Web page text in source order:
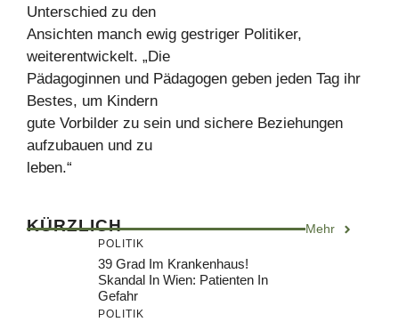
Unterschied zu den
Ansichten manch ewig gestriger Politiker,
weiterentwickelt. „Die
Pädagoginnen und Pädagogen geben jeden Tag ihr
Bestes, um Kindern
gute Vorbilder zu sein und sichere Beziehungen
aufzubauen und zu
leben.“
KÜRZLICH Mehr
POLITIK
39 Grad Im Krankenhaus!
Skandal In Wien: Patienten In
Gefahr
POLITIK